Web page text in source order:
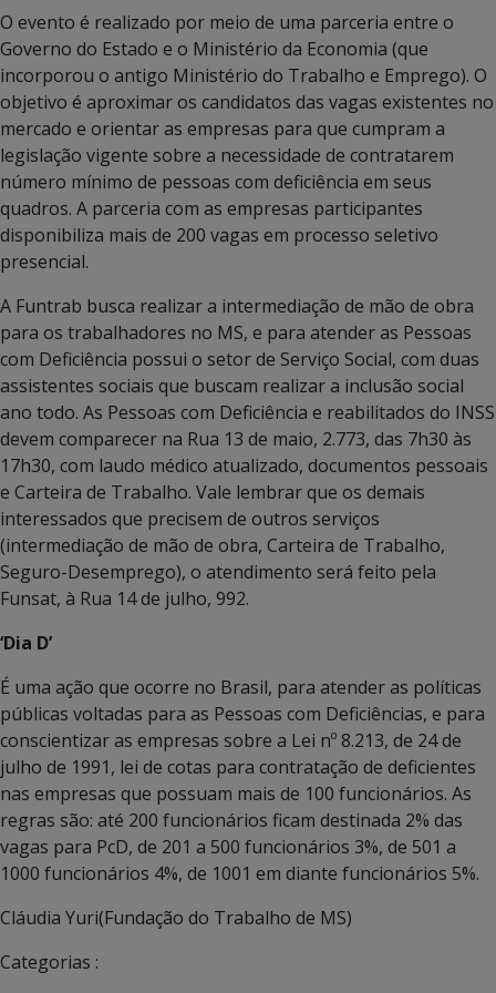
O evento é realizado por meio de uma parceria entre o
Governo do Estado e o Ministério da Economia (que
incorporou o antigo Ministério do Trabalho e Emprego). O
objetivo é aproximar os candidatos das vagas existentes no
mercado e orientar as empresas para que cumpram a
legislação vigente sobre a necessidade de contratarem
número mínimo de pessoas com deficiência em seus
quadros. A parceria com as empresas participantes
disponibiliza mais de 200 vagas em processo seletivo
presencial.
A Funtrab busca realizar a intermediação de mão de obra
para os trabalhadores no MS, e para atender as Pessoas
com Deficiência possui o setor de Serviço Social, com duas
assistentes sociais que buscam realizar a inclusão social
ano todo. As Pessoas com Deficiência e reabilitados do INSS
devem comparecer na Rua 13 de maio, 2.773, das 7h30 às
17h30, com laudo médico atualizado, documentos pessoais
e Carteira de Trabalho. Vale lembrar que os demais
interessados que precisem de outros serviços
(intermediação de mão de obra, Carteira de Trabalho,
Seguro-Desemprego), o atendimento será feito pela
Funsat, à Rua 14 de julho, 992.
‘Dia D’
É uma ação que ocorre no Brasil, para atender as políticas
públicas voltadas para as Pessoas com Deficiências, e para
conscientizar as empresas sobre a Lei nº 8.213, de 24 de
julho de 1991, lei de cotas para contratação de deficientes
nas empresas que possuam mais de 100 funcionários. As
regras são: até 200 funcionários ficam destinada 2% das
vagas para PcD, de 201 a 500 funcionários 3%, de 501 a
1000 funcionários 4%, de 1001 em diante funcionários 5%.
Cláudia Yuri(Fundação do Trabalho de MS)
Categorias :